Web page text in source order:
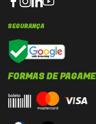
SEGURANÇA
FORMAS DE